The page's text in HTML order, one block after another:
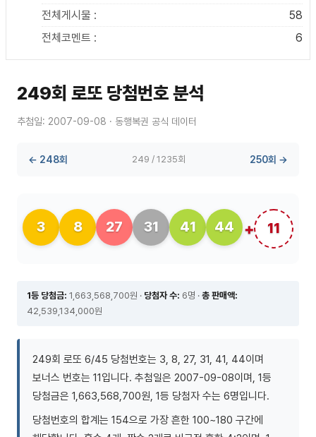
전체게시물 :
58
전체코멘트 :
6
249회 로또 당첨번호 분석
추첨일: 2007-09-08 · 동행복권 공식 데이터
← 248회 249 / 1235회 250회 →
3 8 27 31 41 44 11
1등 당첨금: 1,663,568,700원 · 당첨자 수: 6명 · 총 판매액:
42,539,134,000원
249회 로또 6/45 당첨번호는 3, 8, 27, 31, 41, 44이며
보너스 번호는 11입니다. 추첨일은 2007-09-08이며, 1등
당첨금은 1,663,568,700원, 1등 당첨자 수는 6명입니다.
당첨번호의 합계는 154으로 가장 흔한 100~180 구간에